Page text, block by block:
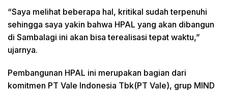
“Saya melihat beberapa hal, kritikal sudah terpenuhi
sehingga saya yakin bahwa HPAL yang akan dibangun
di Sambalagi ini akan bisa terealisasi tepat waktu,”
ujarnya.
Pembangunan HPAL ini merupakan bagian dari
komitmen PT Vale Indonesia Tbk(PT Vale), grup MIND